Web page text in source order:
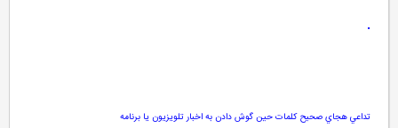
تداعي هجاي صحيح كلمات حين گوش دادن به اخبار تلويزيون يا برنامه